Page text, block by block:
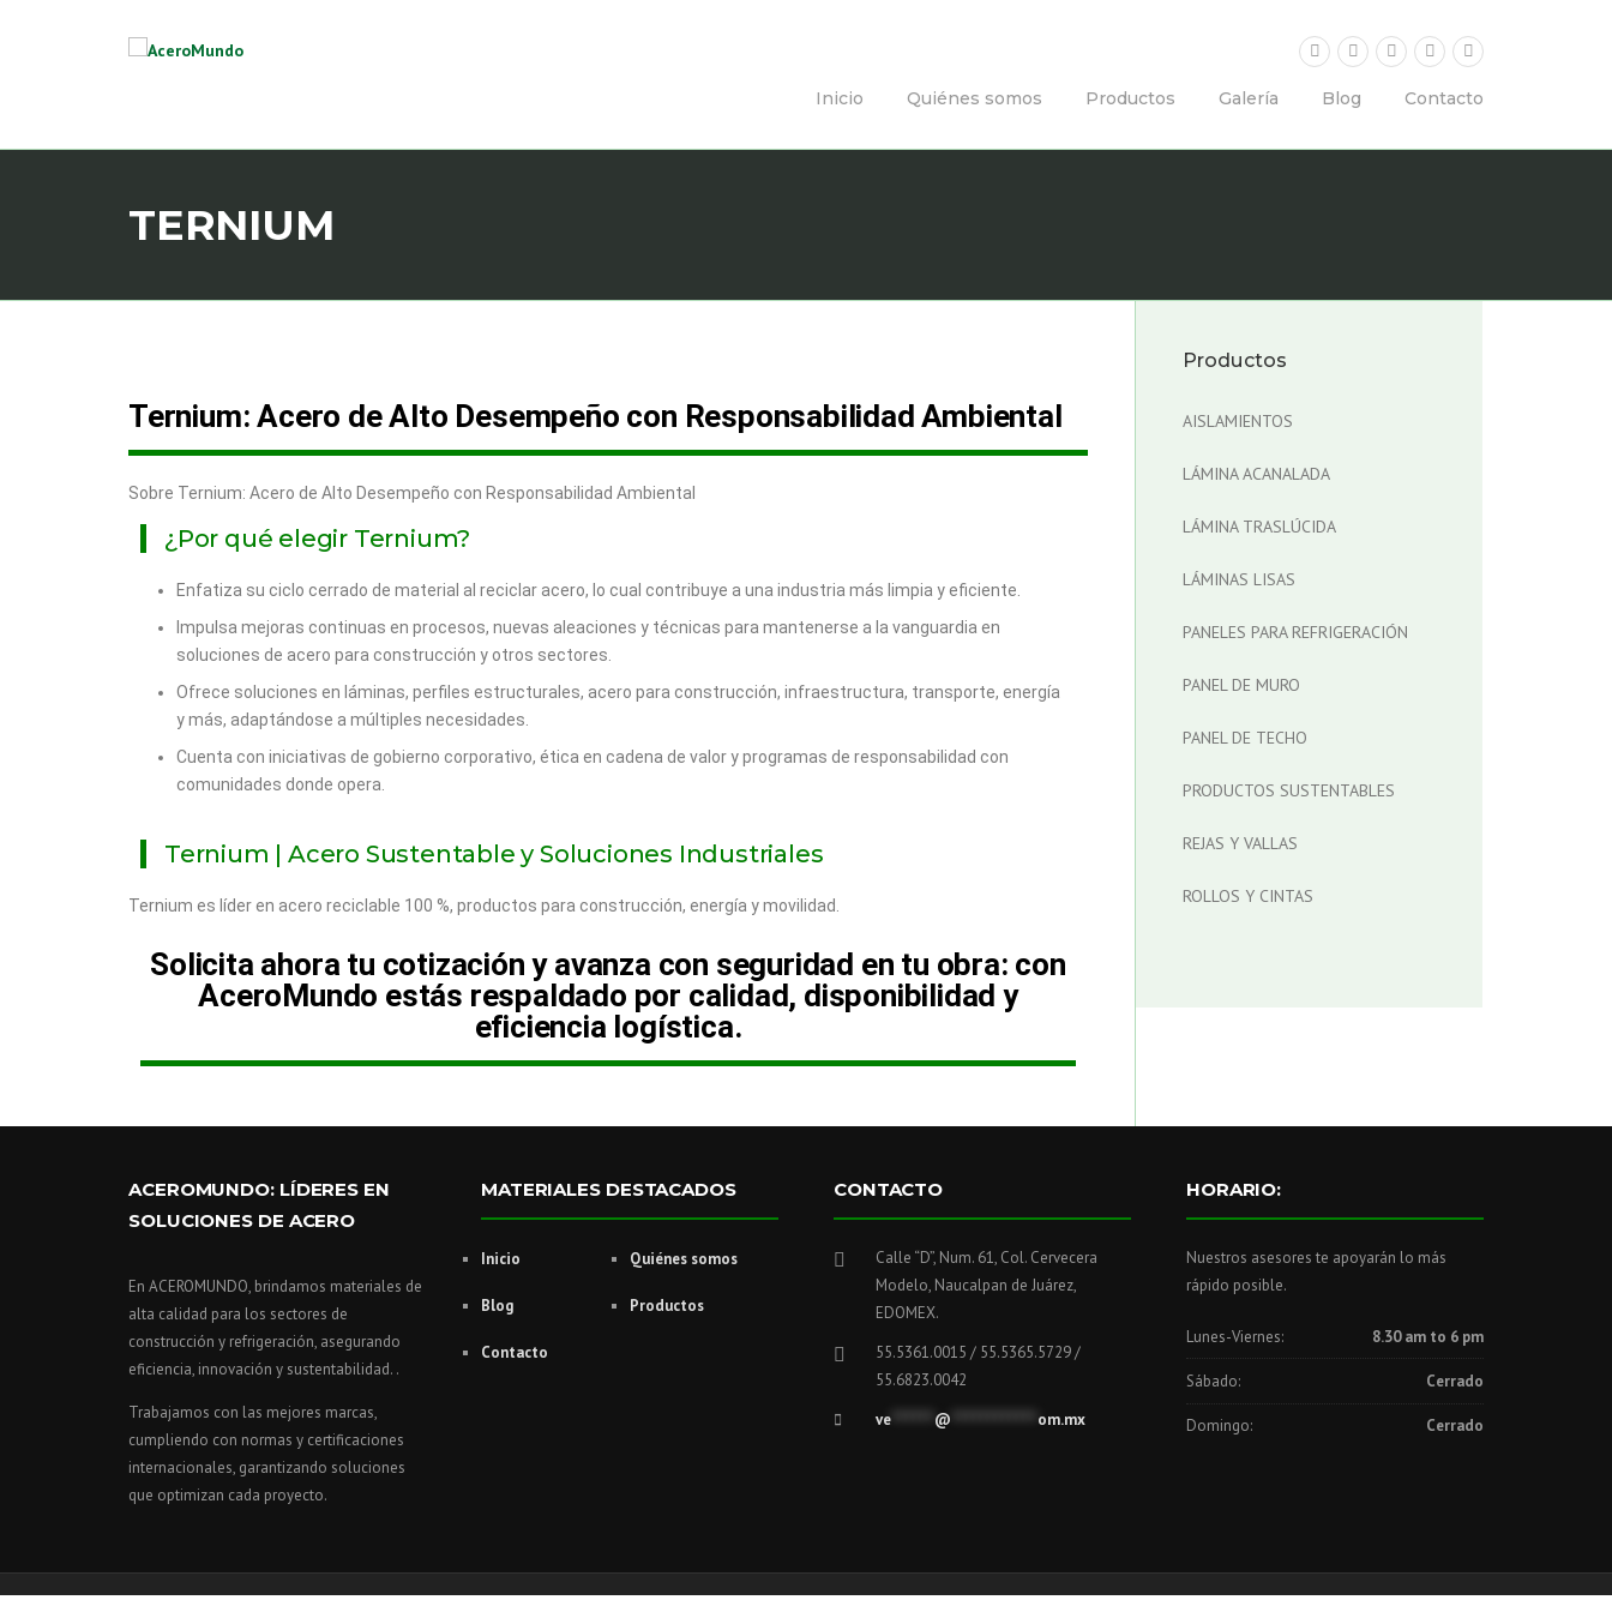
Inicio Quiénes somos Productos Galería Blog Contacto
TERNIUM
Ternium: Acero de Alto Desempeño con Responsabilidad Ambiental
Sobre Ternium: Acero de Alto Desempeño con Responsabilidad Ambiental
¿Por qué elegir Ternium?
Enfatiza su ciclo cerrado de material al reciclar acero, lo cual contribuye a una industria más limpia y eficiente.
Impulsa mejoras continuas en procesos, nuevas aleaciones y técnicas para mantenerse a la vanguardia en
soluciones de acero para construcción y otros sectores.
Ofrece soluciones en láminas, perfiles estructurales, acero para construcción, infraestructura, transporte, energía
y más, adaptándose a múltiples necesidades.
Cuenta con iniciativas de gobierno corporativo, ética en cadena de valor y programas de responsabilidad con
comunidades donde opera.
Ternium | Acero Sustentable y Soluciones Industriales
Ternium es líder en acero reciclable 100 %, productos para construcción, energía y movilidad.
Solicita ahora tu cotización y avanza con seguridad en tu obra: con
AceroMundo estás respaldado por calidad, disponibilidad y
eficiencia logística.
Productos
AISLAMIENTOS
LÁMINA ACANALADA
LÁMINA TRASLÚCIDA
LÁMINAS LISAS
PANELES PARA REFRIGERACIÓN
PANEL DE MURO
PANEL DE TECHO
PRODUCTOS SUSTENTABLES
REJAS Y VALLAS
ROLLOS Y CINTAS
ACEROMUNDO: LÍDERES EN
SOLUCIONES DE ACERO
En ACEROMUNDO, brindamos materiales de
alta calidad para los sectores de
construcción y refrigeración, asegurando
eficiencia, innovación y sustentabilidad. .
Trabajamos con las mejores marcas,
cumpliendo con normas y certificaciones
internacionales, garantizando soluciones
que optimizan cada proyecto.
MATERIALES DESTACADOS
Inicio Quiénes somos
Blog Productos
Contacto
CONTACTO
Calle “D”, Num. 61, Col. Cervecera
Modelo, Naucalpan de Juárez,
EDOMEX.
55.5361.0015 / 55.5365.5729 /
55.6823.0042
ve****** @ om.mx
HORARIO:
Nuestros asesores te apoyarán lo más
rápido posible.
Lunes-Viernes: 8.30 am to 6 pm
Sábado: Cerrado
Domingo: Cerrado